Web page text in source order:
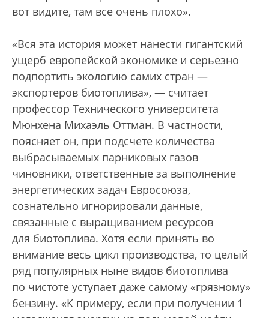
вот видите, там все очень плохо».
«Вся эта история может нанести гигантский
ущерб европейской экономике и серьезно
подпортить экологию самих стран —
экспортеров биотоплива», — считает
профессор Технического университета
Мюнхена Михаэль Оттман. В частности,
поясняет он, при подсчете количества
выбрасываемых парниковых газов
чиновники, ответственные за выполнение
энергетических задач Евросоюза,
сознательно игнорировали данные,
связанные с выращиванием ресурсов
для биотоплива. Хотя если принять во
внимание весь цикл производства, то целый
ряд популярных ныне видов биотоплива
по чистоте уступает даже самому «грязному»
бензину. «К примеру, если при получении 1